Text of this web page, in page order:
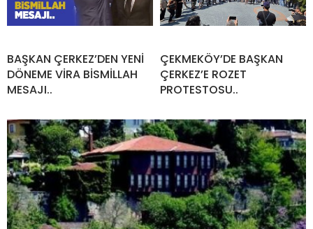
BAŞKAN ÇERKEZ’DEN YENİ
DÖNEME VİRA BİSMİLLAH
MESAJI..
ÇEKMEKÖY’DE BAŞKAN
ÇERKEZ’E ROZET
PROTESTOSU..